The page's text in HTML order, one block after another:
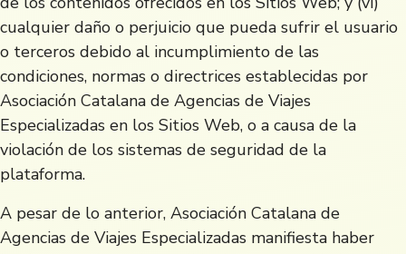
cualquier daño o perjuicio que pueda sufrir el usuario
o terceros debido al incumplimiento de las
condiciones, normas o directrices establecidas por
Asociación Catalana de Agencias de Viajes
Especializadas en los Sitios Web, o a causa de la
violación de los sistemas de seguridad de la
plataforma.
A pesar de lo anterior, Asociación Catalana de
Agencias de Viajes Especializadas manifiesta haber